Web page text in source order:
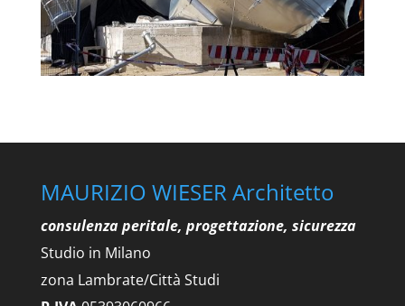
MAURIZIO WIESER Architetto
consulenza peritale, progettazione, sicurezza
Studio in Milano
zona Lambrate/Città Studi